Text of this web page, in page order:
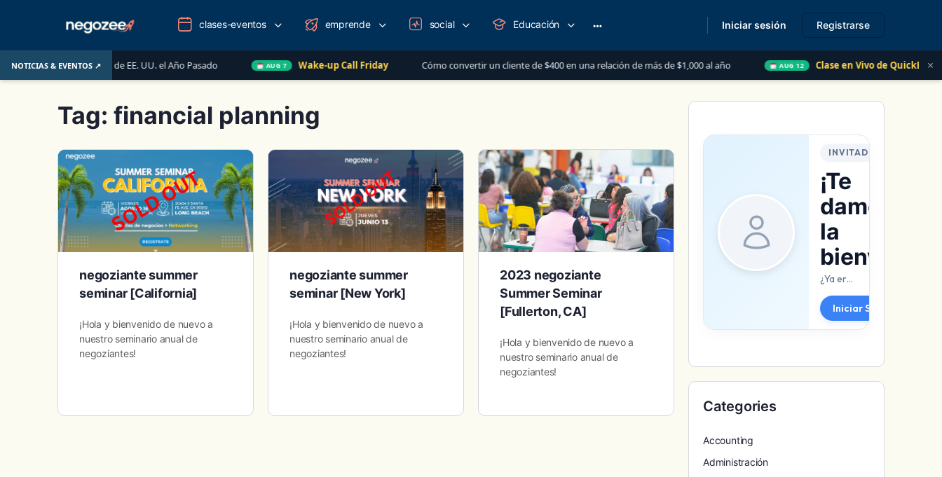
NOTICIAS & EVENTOS ↗
Inmobiliario de EE. UU. el Año Pasado AUG 7 Wake-up Call Friday Cómo convertir un cliente de $400 en una relación de más de $1,000 al año AUG 12 Clase en Vivo de QuickBooks ×
clases-eventos emprende social Educación
options
Iniciar sesión Registrarse
Tag: financial planning
negoziante summer
seminar [California]
¡Hola y bienvenido de nuevo a
nuestro seminario anual de
negoziantes!
negoziante summer
seminar [New York]
¡Hola y bienvenido de nuevo a
nuestro seminario anual de
negoziantes!
2023 negoziante
Summer Seminar
[Fullerton, CA]
¡Hola y bienvenido de nuevo a
nuestro seminario anual de
negoziantes!
INVITADO
¡Te
damos
la
¿Ya eres parte de negozee? Conéctate de inmediato.
Iniciar Sesión
Categories
Accounting
Administración